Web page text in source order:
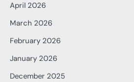
April 2026
March 2026
February 2026
January 2026
December 2025